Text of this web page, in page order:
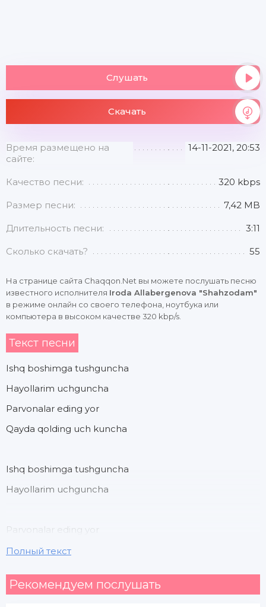
Слушать
Скачать
Время размещено на
сайте:
14-11-2021, 20:53
Качество песни: 320 kbps
Размер песни: 7,42 MB
Длительность песни: 3:11
Сколько скачать? 55
На странице сайта Chaqqon.Net вы можете послушать песню
известного исполнителя Iroda Allabergenova "Shahzodam"
в режиме онлайн со своего телефона, ноутбука или
компьютера в высоком качестве 320 kbp/s.
Текст песни
Ishq boshimga tushguncha
Hayollarim uchguncha
Parvonalar eding yor
Qayda qolding uch kuncha
Ishq boshimga tushguncha
Hayollarim uchguncha
Parvonalar eding yor
Qayda qolding uch kuncha
Ay yay yay yay shahzodam
Полный текст
Рекомендуем послушать